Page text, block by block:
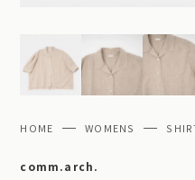
HOME WOMENS
comm.arch.